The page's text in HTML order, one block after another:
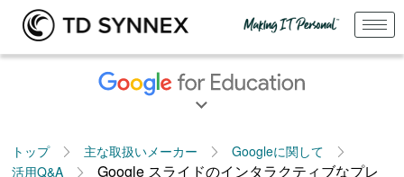
トップ 主な取扱いメーカー
Googleに関して
活用Q&A
Google スライドのインタラクティブなプレ